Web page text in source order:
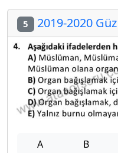
5 2019-2020 Güz
A B